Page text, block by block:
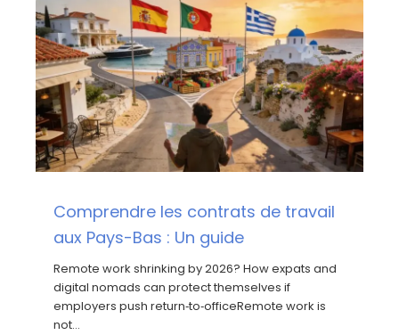
Comprendre les contrats de travail
aux Pays-Bas : Un guide
Remote work shrinking by 2026? How expats and
digital nomads can protect themselves if
employers push return‑to‑officeRemote work is
not…